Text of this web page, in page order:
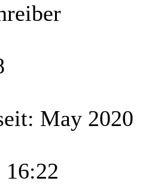
May 2020
16:22